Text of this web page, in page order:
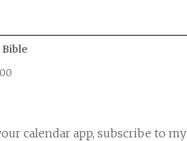
Bible
calendar app, subscribe to my